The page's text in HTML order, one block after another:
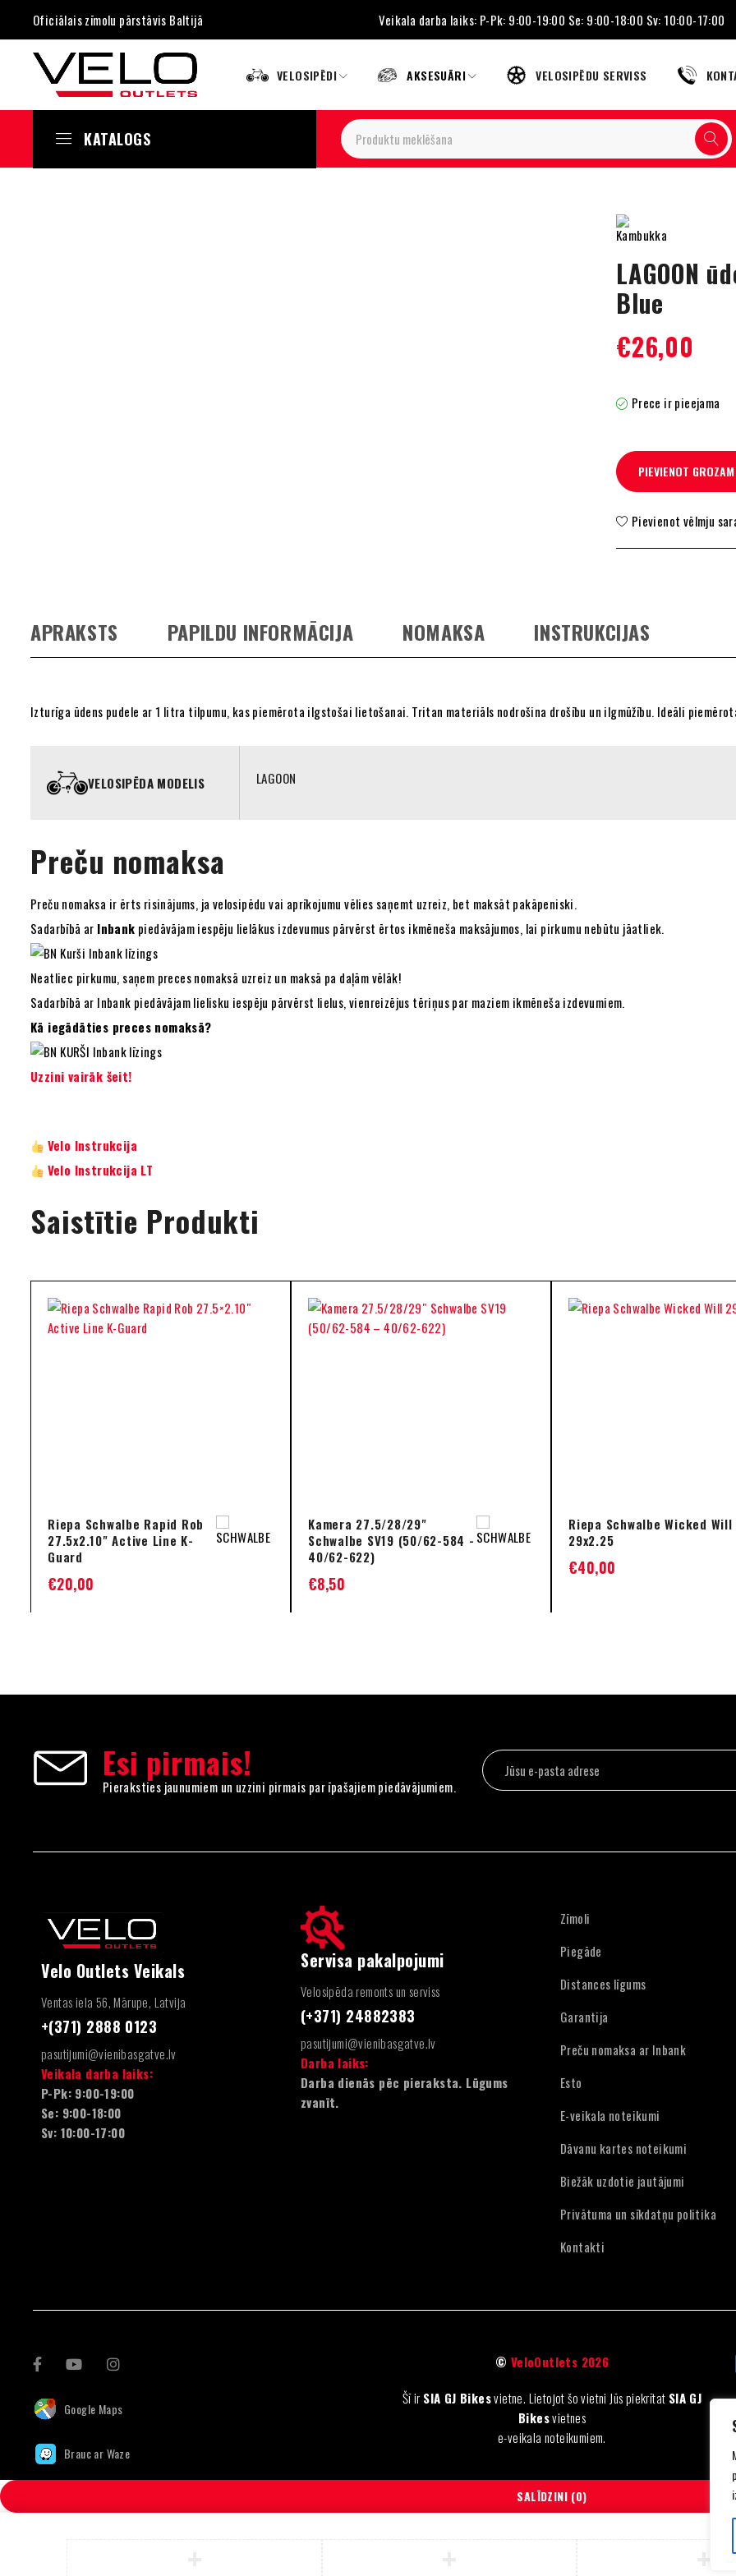
Oficiālais zīmolu pārstāvis Baltijā Veikala darba laiks: P-Pk: 9:00-19:00 Se: 9:00-18:00 Sv: 10:00-17:00
VELOSIPĒDI AKSESUĀRI VELOSIPĒDU SERVISS
KATALOGS
LAGOON
Blue
€26,00
Prece ir pieejama
PIEVIENOT GROZAM
Pievienot vēlmju
APRAKSTS PAPILDU INFORMĀCIJA NOMAKSA INSTRUKCIJAS
Izturīga ūdens pudele ar 1 litra tilpumu, kas piemērota ilgstošai lietošanai. Tritan materiāls nodrošina drošību un ilgmūžību. Ideāli
VELOSIPĒDA MODELIS LAGOON
Preču nomaksa
Preču nomaksa ir ērts risinājums, ja velosipēdu vai aprīkojumu vēlies saņemt uzreiz, bet maksāt pakāpeniski.
Sadarbībā ar Inbank piedāvājam iespēju lielākus izdevumus pārvērst ērtos ikmēneša maksājumos, lai pirkumu nebūtu jāatliek.
Neatliec pirkumu, saņem preces nomaksā uzreiz un maksā pa daļām vēlāk!
Sadarbībā ar Inbank piedāvājam lielisku iespēju pārvērst lielus, vienreizējus tēriņus par maziem ikmēneša izdevumiem.
Kā iegādāties preces nomaksā?
Uzzini vairāk šeit!
Velo Instrukcija
Velo Instrukcija LT
Saistītie Produkti
Riepa Schwalbe Rapid Rob
27.5x2.10" Active Line K-
Guard
€20,00
Kamera 27.5/28/29"
Schwalbe SV19 (50/62-584 -
40/62-622)
€8,50
Riepa Schwalbe Wicked Will
29x2.25
€40,00
Esi pirmais!
Pieraksties jaunumiem un uzzini pirmais par īpašajiem piedāvājumiem.
Velo Outlets Veikals
Ventas iela 56, Mārupe, Latvija
+(371) 2888 0123
pasutijumi@vienibasgatve.lv
Veikala darba laiks:
P-Pk: 9:00-19:00
Se: 9:00-18:00
Sv: 10:00-17:00
Servisa pakalpojumi
Velosipēda remonts un serviss
(+371) 24882383
pasutijumi@vienibasgatve.lv
Darba laiks:
Darba dienās pēc pieraksta. Lūgums
zvanīt.
Zīmoli
Piegāde
Distances līgums
Garantija
Preču nomaksa ar Inbank
Esto
E-veikala noteikumi
Dāvanu kartes noteikumi
Biežāk uzdotie jautājumi
Privātuma un sīkdatņu politika
Kontakti
Google Maps
Brauc ar Waze
© VeloOutlets 2026
Šī irSIA GJ Bikesvietne. Lietojot šo vietni Jūs piekrītat SIA GJ
Bikesvietnes
e-veikala noteikumiem.
SALĪDZINI (0)